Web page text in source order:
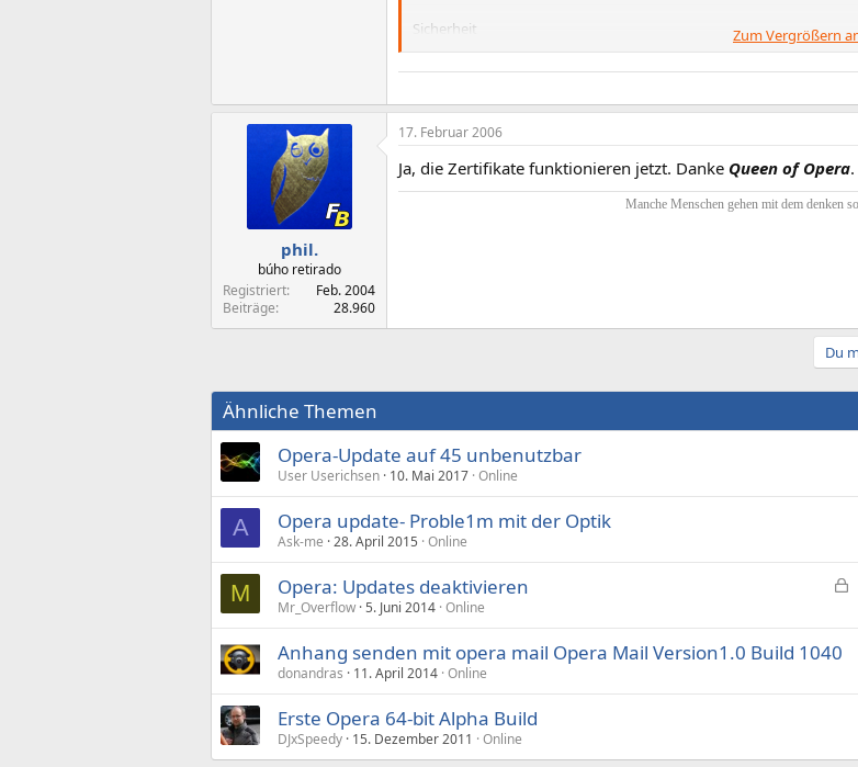
Sicherheit
-Abgelaufene Zertifikate des TrustCenter ausgetauscht.
-Statuszeilenproblem wie inSecunia Advisory 17571beschrieben
Zum Vergrößern
phil.
búho retirado
Registriert
Feb. 2004
Beiträge
28.960
17. Februar 2006
Ja, die Zertifikate funktionieren jetzt. Danke Queen of Opera.
Manche Menschen gehen mit dem denken
Du
Ähnliche Themen
Opera-Update auf 45 unbenutzbar
User Userichsen 10. Mai 2017 Online
A Opera update- Proble1m mit der Optik
Ask-me 28. April 2015 Online
M
G
s
r
Opera: Updates deaktivieren
Mr_Overflow 5. Juni 2014 Online
Anhang senden mit opera mail Opera Mail Version1.0 Build 1040
donandras 11. April 2014 Online
Erste Opera 64-bit Alpha Build
DJxSpeedy 15. Dezember 2011 Online